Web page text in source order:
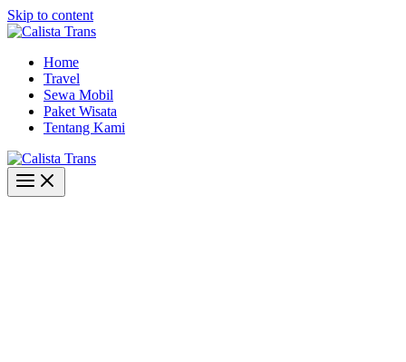
Skip to content
Home
Travel
Sewa Mobil
Paket Wisata
Tentang Kami